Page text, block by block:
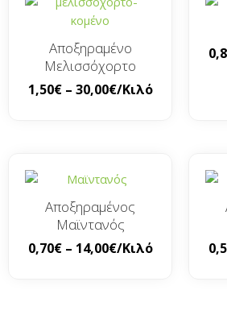
Αποξηραμένο
Μελισσόχορτο
1,50€ – 30,00€/Κιλό
Αποξηραμένος
Μαϊντανός
0,70€ – 14,00€/Κιλό